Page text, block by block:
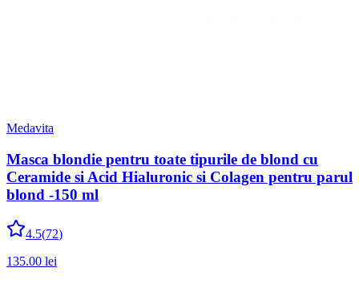
Medavita
Masca blondie pentru toate tipurile de blond cu
Ceramide si Acid Hialuronic si Colagen pentru parul
blond -150 ml
4.5(72)
135.00 lei